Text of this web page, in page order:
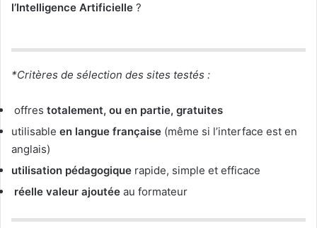
l’Intelligence Artificielle ?
*Critères de sélection des sites testés :
offres totalement, ou en partie, gratuites
utilisable en langue française (même si l’interface est en
anglais)
utilisation pédagogique rapide, simple et efficace
réelle valeur ajoutée au formateur